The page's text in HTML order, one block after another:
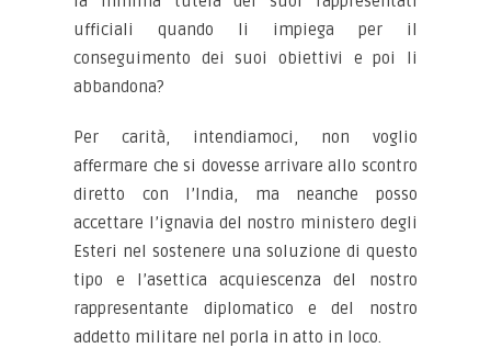
ufficiali quando li impiega per il
conseguimento dei suoi obiettivi e poi li
abbandona?
Per carità, intendiamoci, non voglio
affermare che si dovesse arrivare allo scontro
diretto con l’India, ma neanche posso
accettare l’ignavia del nostro ministero degli
Esteri nel sostenere una soluzione di questo
tipo e l’asettica acquiescenza del nostro
rappresentante diplomatico e del nostro
addetto militare nel porla in atto in loco.